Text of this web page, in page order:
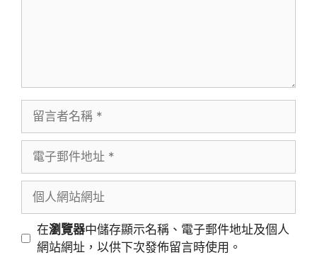
者
稱
郵
地
址
站
在瀏覽器中儲存顯示名稱、電子郵件地址及個人
網站網址，以供下次發佈留言時使用。